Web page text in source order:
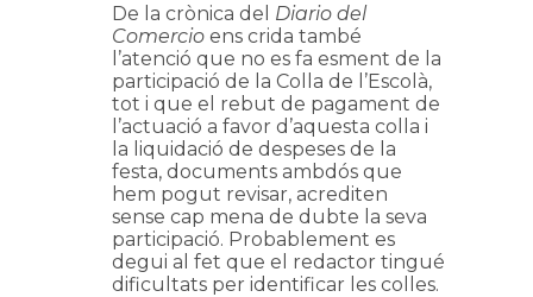
De la crònica del Diario del
Comercio ens crida també
l’atenció que no es fa esment de la
participació de la Colla de l’Escolà,
tot i que el rebut de pagament de
l’actuació a favor d’aquesta colla i
la liquidació de despeses de la
festa, documents ambdós que
hem pogut revisar, acrediten
sense cap mena de dubte la seva
participació. Probablement es
degui al fet que el redactor tingué
dificultats per identificar les colles.